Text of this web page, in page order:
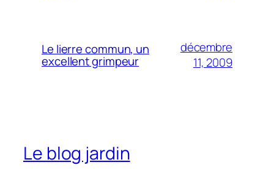
Le lierre commun, un
excellent grimpeur
décembre
11, 2009
Le blog jardin